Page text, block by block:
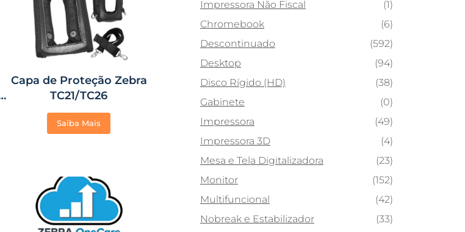
Capa de Proteção Zebra
TC21/TC26
Saiba Mais
Impressora Não Fiscal
(1)
Chromebook
(6)
Descontinuado
(592)
Desktop
(94)
Disco Rígido (HD)
(38)
Gabinete
(0)
Impressora
(49)
Impressora 3D
(4)
Mesa e Tela Digitalizadora
(23)
Monitor
(152)
Multifuncional
(42)
Nobreak e Estabilizador
(33)